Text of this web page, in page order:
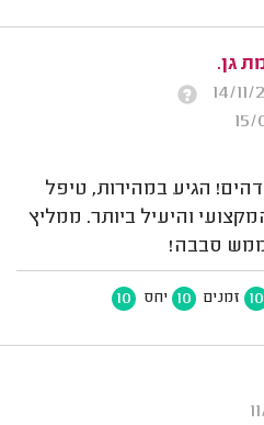
גן.
הגיע במהירות, טיפל
והיעיל ביותר. ממליץ
ממש סבבה!
10 זמנים 10 יחס 10